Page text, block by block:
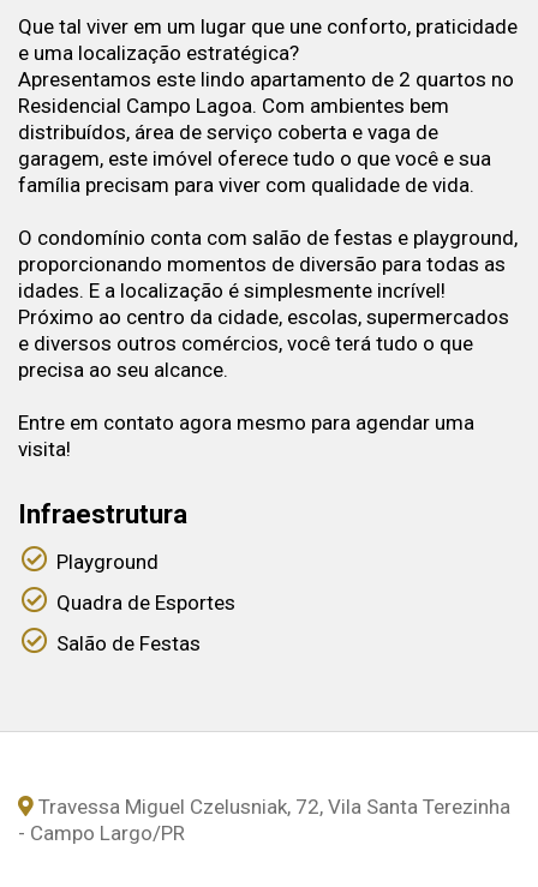
Que tal viver em um lugar que une conforto, praticidade
e uma localização estratégica?
Apresentamos este lindo apartamento de 2 quartos no
Residencial Campo Lagoa. Com ambientes bem
distribuídos, área de serviço coberta e vaga de
garagem, este imóvel oferece tudo o que você e sua
família precisam para viver com qualidade de vida.
O condomínio conta com salão de festas e playground,
proporcionando momentos de diversão para todas as
idades. E a localização é simplesmente incrível!
Próximo ao centro da cidade, escolas, supermercados
e diversos outros comércios, você terá tudo o que
precisa ao seu alcance.
Entre em contato agora mesmo para agendar uma
visita!
Infraestrutura
Playground
Quadra de Esportes
Salão de Festas
Travessa Miguel Czelusniak, 72, Vila Santa Terezinha
- Campo Largo/PR